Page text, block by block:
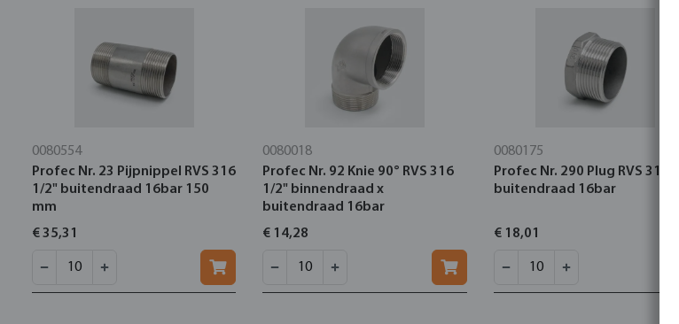
0080554
Profec Nr. 23 Pijpnippel RVS 316
1/2" buitendraad 16bar 150
mm
€ 35,31
0080018
Profec Nr. 92 Knie 90° RVS 316
1/2" binnendraad x
buitendraad 16bar
€ 14,28
0080175
Profec Nr. 290 Plug RVS 316 1"
buitendraad 16bar
€ 18,01